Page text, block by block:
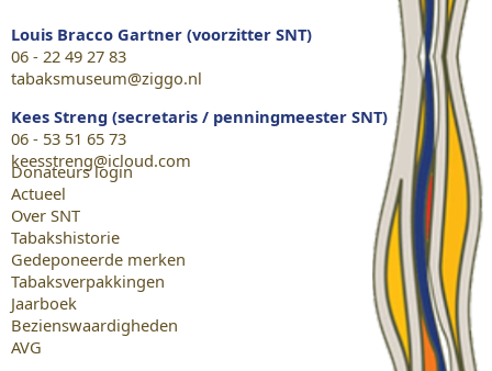
Louis Bracco Gartner (voorzitter SNT)
06 - 22 49 27 83
tabaksmuseum@ziggo.nl
Kees Streng (secretaris / penningmeester SNT)
06 - 53 51 65 73
keesstreng@icloud.com
Donateurs login
Actueel
Over SNT
Tabakshistorie
Gedeponeerde merken
Tabaksverpakkingen
Jaarboek
Bezienswaardigheden
AVG